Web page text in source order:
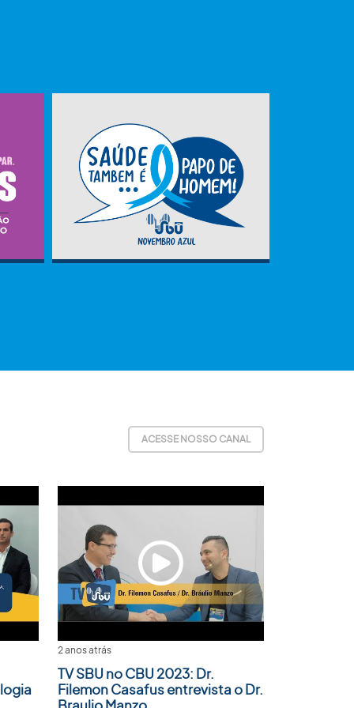
ACESSE NOSSO CANAL
2 anos atrás
TV SBU no CBU 2023: Dr.
Filemon Casafus entrevista o Dr.